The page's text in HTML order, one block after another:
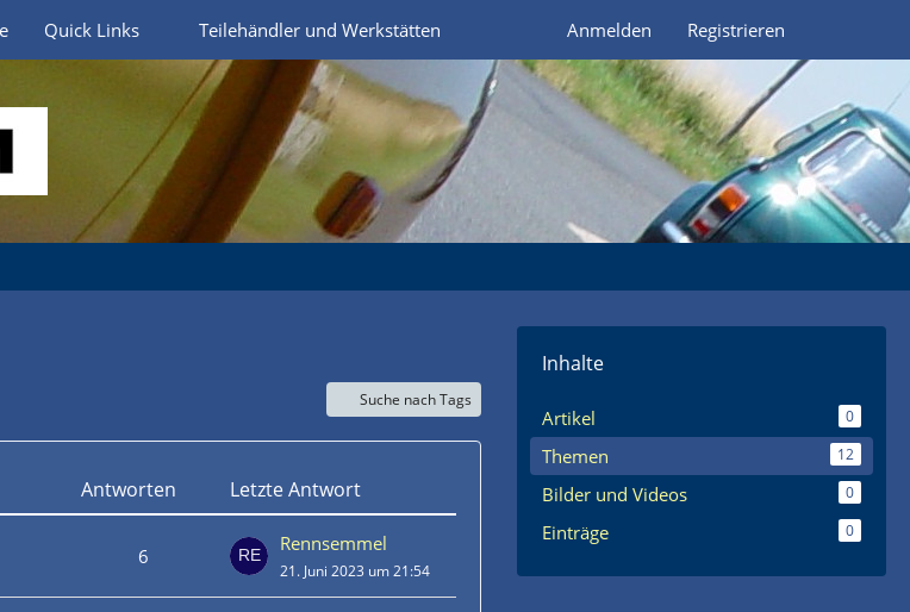
Quick Links Teilehändler und Werkstätten Anmelden Registrieren
Suche nach Tags
Antworten Letzte Antwort
6
Rennsemmel
21. Juni 2023 um 21:54
Inhalte
Artikel 0
Themen 12
Bilder und Videos 0
Einträge 0